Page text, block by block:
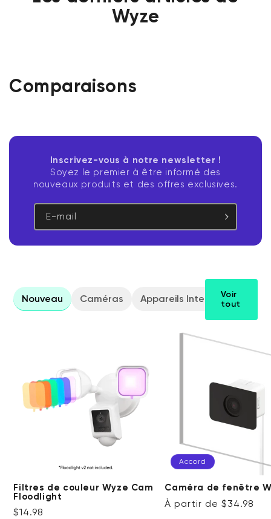
Wyze
Comparaisons
Inscrivez-vous à notre newsletter !
Soyez le premier à être informé des
nouveaux produits et des offres exclusives.
E-mail
Nouveau Caméras Appareils Intelligents
Voir
tout
Filtres de couleur Wyze Cam
Floodlight
Prix ​​régulier
$14.98
Accord
Caméra de fenêtre
Prix ​​régulier
Accord
À partir de $34.98